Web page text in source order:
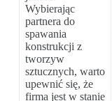
Wybierając
partnera do
spawania
konstrukcji z
tworzyw
sztucznych, warto
upewnić się, że
firma jest w stanie